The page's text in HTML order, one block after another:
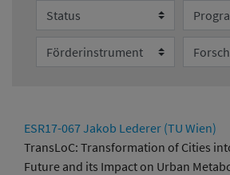
Status
Förderinstrument
ESR17-067 Jakob Lederer (TU Wien)
TransLoC: Transformation of Cities
Future and its Impact on Urban